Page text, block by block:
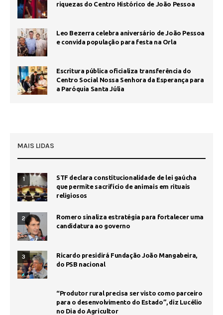
riquezas do Centro Histórico de João Pessoa
Leo Bezerra celebra aniversário de João Pessoa
e convida população para festa na Orla
Escritura pública oficializa transferência do
Centro Social Nossa Senhora da Esperança para
a Paróquia Santa Júlia
MAIS LIDAS
1
STF declara constitucionalidade de lei gaúcha
que permite sacrifício de animais em rituais
religiosos
2
Romero sinaliza estratégia para fortalecer uma
candidatura ao governo
3
Ricardo presidirá Fundação João Mangabeira,
do PSB nacional
“Produtor rural precisa ser visto como parceiro
para o desenvolvimento do Estado”, diz Lucélio
no Dia do Agricultor